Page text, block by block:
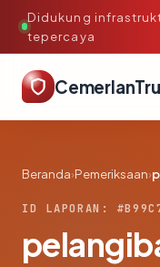
Didukung
tepercaya
Beranda›Pemeriksaan›
ID LAPORAN: